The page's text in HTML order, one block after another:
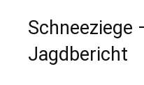
Schneeziege
Jagdbericht